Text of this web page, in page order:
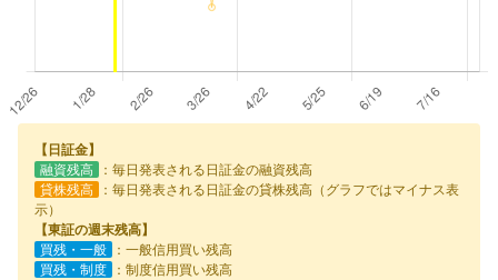
【日証金】
融資残高
：毎日発表される日証金の融資残高
貸株残高
：毎日発表される日証金の貸株残高（グラフではマイナス表
示）
【東証の週末残高】
買残・一般
：一般信用買い残高
買残・制度
：制度信用買い残高